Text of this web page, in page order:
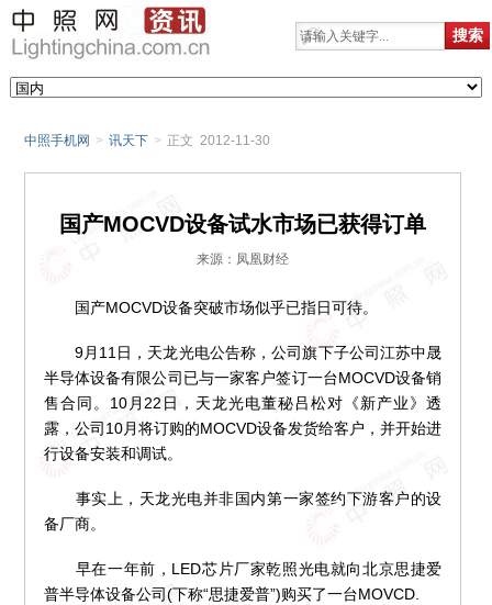
中照手机网 > 讯天下 > 正文 2012-11-30
国产MOCVD设备试水市场已获得订单
来源：凤凰财经
国产MOCVD设备突破市场似乎已指日可待。
9月11日，天龙光电公告称，公司旗下子公司江苏中晟
半导体设备有限公司已与一家客户签订一台MOCVD设备销
售合同。10月22日，天龙光电董秘吕松对《新产业》透
露，公司10月将订购的MOCVD设备发货给客户，并开始进
行设备安装和调试。
事实上，天龙光电并非国内第一家签约下游客户的设
备厂商。
早在一年前，LED芯片厂家乾照光电就向北京思捷爱
普半导体设备公司(下称“思捷爱普”)购买了一台MOVCD.